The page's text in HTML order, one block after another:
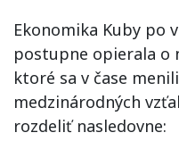
Ekonomika Kuby po
postupne opierala o
ktoré sa v čase
medzinárodných
rozdeliť nasledovne: